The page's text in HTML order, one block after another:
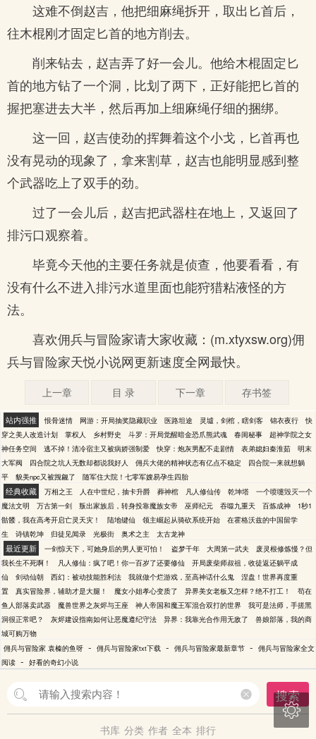
这难不倒赵吉，他把细麻绳拆开，取出匕首后，
往木棍刚才固定匕首的地方削去。
削来钻去，赵吉弄了好一会儿。他给木棍固定匕
首的地方钻了一个洞，比划了两下，正好能把匕首的
握把塞进去大半，然后再加上细麻绳仔细的捆绑。
这一回，赵吉使劲的挥舞着这个小戈，匕首再也
没有晃动的现象了，拿来割草，赵吉也能明显感到整
个武器吃上了双手的劲。
过了一会儿后，赵吉把武器柱在地上，又返回了
排污口观察着。
毕竟今天他的主要任务就是侦查，他要看看，有
没有什么不进入排污水道里面也能狩猎粘液怪的方
法。
喜欢佣兵与冒险家请大家收藏：(m.xtyxsw.org)佣
兵与冒险家天悦小说网更新速度全网最快。
上一章 目 录 下一章 存书签
站内强推 恨骨迷情 网游：开局抽奖隐藏职业 医路坦途 灵墟，剑棺，瞎剑客 锦衣夜行
快
穿之美人改造计划
掌权人 乡村野史 斗罗：开局觉醒暗金恐爪熊武魂 春闺秘事
超神学院之女
神任务空间
逃不掉！清冷宿主又被病娇强制爱 快穿：炮灰男配不走剧情 表弟媳妇秦淮茹
明末
大军阀
四合院之坑人无数却都说我好人 佣兵大佬的精神状态有亿点不稳定
四合院一来就想躺
平
貌美npc又被觊觎了 随军住大院！七零军嫂易孕生四胎
经典收藏 万相之王 人在中世纪，抽卡升爵 葬神棺 凡人修仙传 乾坤塔
一个喷嚏毁灭一个
魔法文明
万古第一剑 叛出家族后，转身投靠魔族女帝 巫师纪元 吞噬九重天 百炼成神
1秒1
骷髅，我在高考开启亡灵天灾！
陆地键仙 领主崛起从骑砍系统开始
在霍格沃兹的中国留学
生
诗镇乾坤 归徒见闻录 光极街 奥术之主 太古龙神
最近更新 一剑惊天下，可她身后的男人更可怕！ 盗梦千年 大周第一武夫
废灵根修炼慢？但
我长生不死啊！
凡人修仙：疯了吧！你一百岁了还要修仙
开局废柴师叔祖，收徒返还躺平成
仙
剑动仙朝 西幻：被动技能胜利法 我就做个烂游戏，至高神话什么鬼
涅盘！世界再度重
置
真实冒险界，辅助才是大腿！ 魔女小姐孝心变质了 异界美女老板又怎样？绝不打工！
苟在
鱼人部落卖武器
魔兽世界之灰烬与王座 神人帝国和魔王军混合双打的世界
我可是法师，手搓黑
洞很正常吧？
灰烬建设指南如何让恶魔遵纪守法 异界：我靠光合作用无敌了
兽娘部落，我的商
城可购万物
佣兵与冒险家 袁榛的鱼呀 - 佣兵与冒险家txt下载 - 佣兵与冒险家最新章节 - 佣兵与冒险家全文
阅读 - 好看的奇幻小说
搜索
书库 分类 作者 全本 排行
